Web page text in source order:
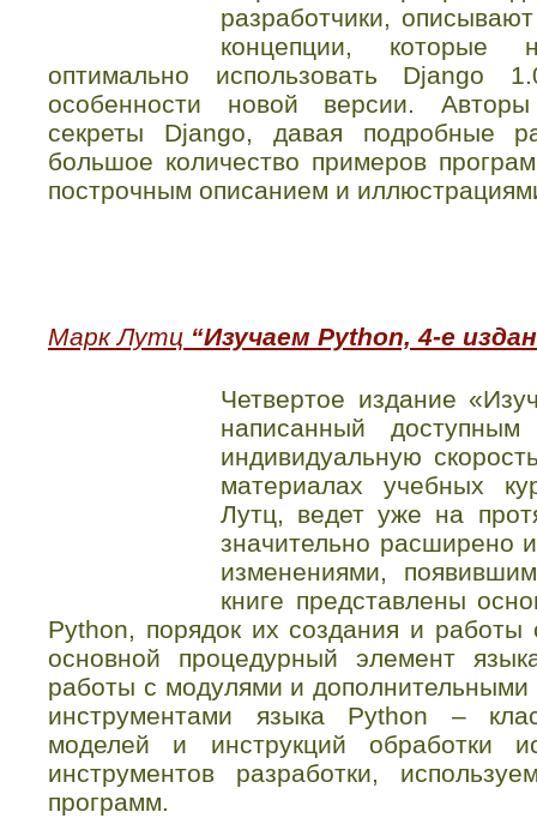
разработчики,
концепции, которые
оптимально использовать Django
особенности новой версии. Авторы
секреты Django, давая подробные
большое количество примеров
построчным описанием и
Марк Лутц “Изучаем Python, 4-е
Четвертое издание
написанный
индивидуальную
материалах учебных
Лутц, ведет уже на
значительно расширено
изменениями,
книге представлены
Python, порядок их создания и
основной процедурный элемент
работы с модулями и
инструментами языка Python –
моделей и инструкций обработки
инструментов разработки,
программ.